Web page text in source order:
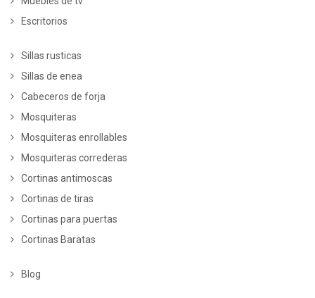
Escritorios
Sillas rusticas
Sillas de enea
Cabeceros de forja
Mosquiteras
Mosquiteras enrollables
Mosquiteras correderas
Cortinas antimoscas
Cortinas de tiras
Cortinas para puertas
Cortinas Baratas
Blog